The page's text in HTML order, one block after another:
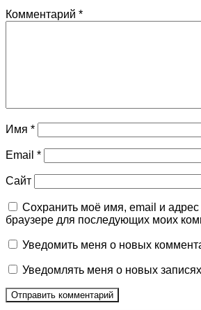
Комментарий *
Имя *
Email *
Сайт
Сохранить моё имя, email и адрес
браузере для последующих моих
Уведомить меня о новых
Уведомлять меня о новых